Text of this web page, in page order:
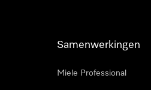
Samenwerkingen
Miele Professional